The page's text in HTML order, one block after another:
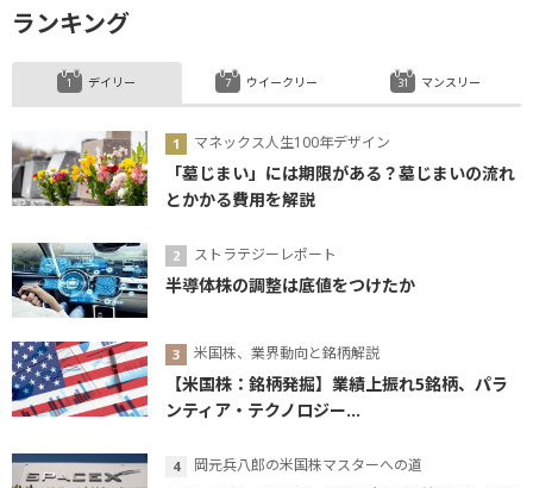
ランキング
デイリー
マネックス人生100年デザイン
「墓じまい」には期限がある？墓じまいの流れ
とかかる費用を解説
ストラテジーレポート
半導体株の調整は底値をつけたか
米国株、業界動向と銘柄解説
【米国株：銘柄発掘】業績上振れ5銘柄、パラ
ンティア・テクノロジー...
岡元兵八郎の米国株マスターへの道
ウイークリー マンスリー